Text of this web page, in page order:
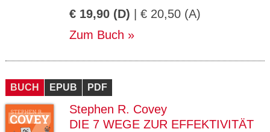
€ 19,90 (D) | € 20,50 (A)
Zum Buch
BUCH EPUB PDF
Stephen R. Covey
DIE 7 WEGE ZUR EFFEKTIVITÄT